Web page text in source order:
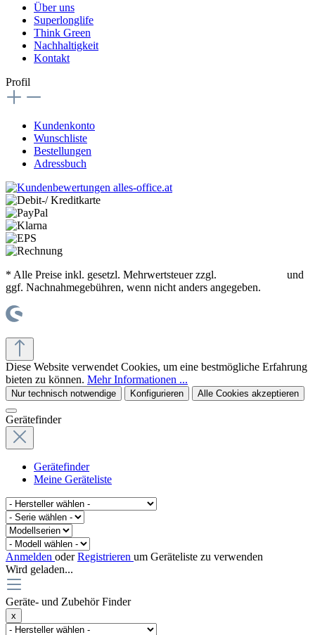
Über uns
Superlonglife
Think Green
Nachhaltigkeit
Kontakt
Profil
Kundenkonto
Wunschliste
Bestellungen
Adressbuch
* Alle Preise inkl. gesetzl. Mehrwertsteuer zzgl.
und
ggf. Nachnahmegebühren, wenn nicht anders angegeben.
Diese Website verwendet Cookies, um eine bestmögliche Erfahrung
bieten zu können. Mehr Informationen ...
Nur technisch notwendige Konfigurieren Alle Cookies akzeptieren
Gerätefinder
Gerätefinder
Meine Geräteliste
Anmelden oderRegistrieren um Geräteliste zu verwenden
Wird geladen...
Geräte- und Zubehör Finder
x